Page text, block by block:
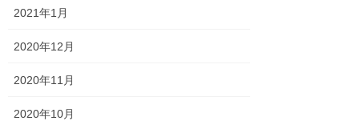
2021年1月
2020年12月
2020年11月
2020年10月